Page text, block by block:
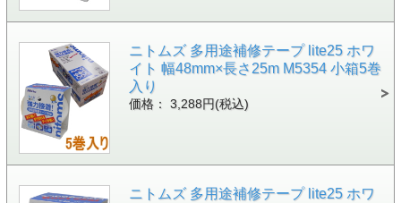
ニトムズ 多用途補修テープ lite25 ホワ
イト 幅48mm×長さ25m M5354 小箱5巻
入り
価格： 3,288円(税込)
ニトムズ 多用途補修テープ lite25 ホワ